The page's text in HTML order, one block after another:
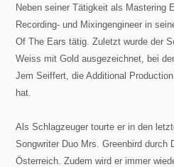
Kai Blankenberg
Neben seiner Tätigkeit als Mastering
Recording- und Mixingengineer in
Of The Ears tätig. Zuletzt wurde der
Weiss mit Gold ausgezeichnet, bei
Jem Seiffert, die Additional
hat.
Als Schlagzeuger tourte er in den
Songwriter Duo Mrs. Greenbird durch
Österreich. Zudem wird er immer